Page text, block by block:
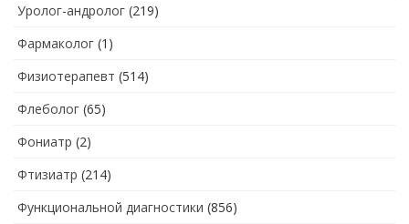
Уролог-андролог (219)
Фармаколог (1)
Физиотерапевт (514)
Флеболог (65)
Фониатр (2)
Фтизиатр (214)
Функциональной диагностики (856)